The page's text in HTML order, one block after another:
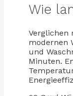
Wie
Verglichen
modernen
und
Minuten.